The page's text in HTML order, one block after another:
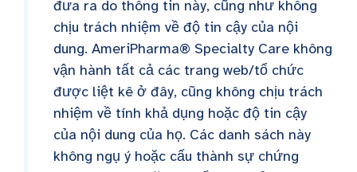
đưa ra do thông tin này, cũng như không
chịu trách nhiệm về độ tin cậy của nội
dung. AmeriPharma® Specialty Care không
vận hành tất cả các trang web/tổ chức
được liệt kê ở đây, cũng không chịu trách
nhiệm về tính khả dụng hoặc độ tin cậy
của nội dung của họ. Các danh sách này
không ngụ ý hoặc cấu thành sự chứng